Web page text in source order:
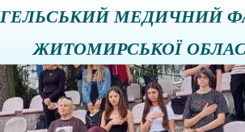
МЕДИЧНИЙ
ЖИТОМИРСЬКОЇ